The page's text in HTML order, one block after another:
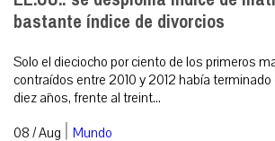
bastante índice de divorcios
Solo el dieciocho por ciento de los primeros
contraídos entre 2010 y 2012 había terminado
diez años, frente al treint...
08 / Aug | Mundo